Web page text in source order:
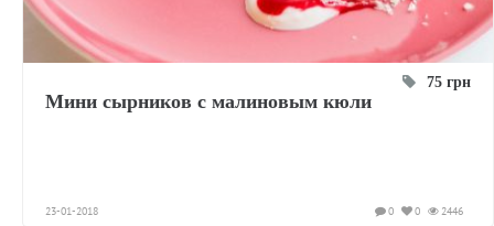
75 грн
Мини сырников с малиновым кюли
23-01-2018 2446
0
0